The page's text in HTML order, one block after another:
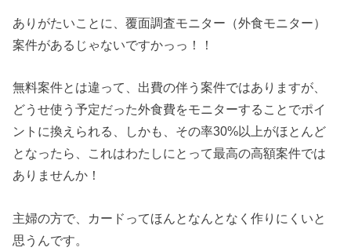
ありがたいことに、覆面調査モニター（外食モニター）
案件があるじゃないですかっっ！！
無料案件とは違って、出費の伴う案件ではありますが、
どうせ使う予定だった外食費をモニターすることでポイ
ントに換えられる、しかも、その率30%以上がほとんど
となったら、これはわたしにとって最高の高額案件では
ありませんか！
主婦の方で、カードってほんとなんとなく作りにくいと
思うんです。